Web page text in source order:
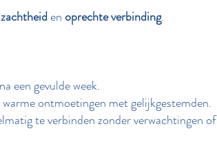
zachtheidenoprechte verbinding.
een gevulde week.
ontmoetingen met gelijkgestemden.
te verbinden zonder verwachtingen of